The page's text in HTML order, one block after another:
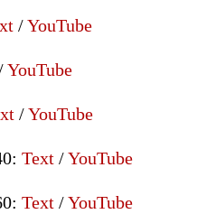
/YouTube
YouTube
/YouTube
: Text/YouTube
: Text/YouTube